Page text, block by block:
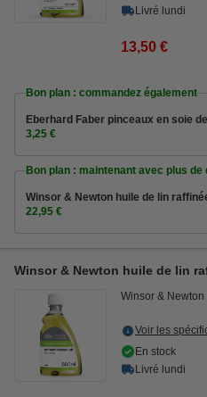
Livré lundi
13,50 €
Bon plan : commandez également
Eberhard Faber pinceaux en soie
3,25 €
Bon plan : maintenant avec plus de
Winsor & Newton huile de lin
22,95 €
Winsor & Newton huile de lin
Winsor & Newton
Voir les
En stock
Livré lundi